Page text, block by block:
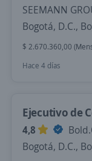
SEEMANN
Bogotá, D.C.,
$ 2.670.360,00
Hace 4 días
Ejecutivo de
4,8
Bogotá, D.C.,